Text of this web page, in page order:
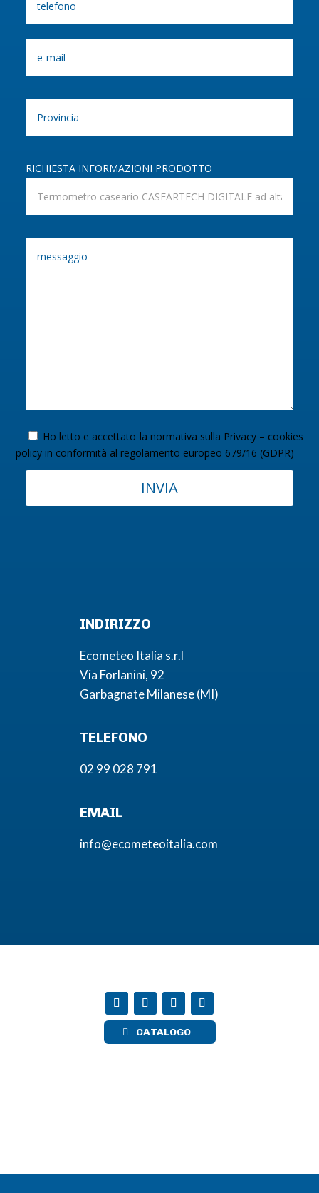
RICHIESTA INFORMAZIONI PRODOTTO
Ho letto e accettato la normativa sulla Privacy – cookies
policy in conformità al regolamento europeo 679/16 (GDPR)
INVIA
INDIRIZZO
Ecometeo Italia s.r.l
Via Forlanini, 92
Garbagnate Milanese (MI)
TELEFONO
02 99 028 791
EMAIL
info@ecometeoitalia.com
CATALOGO